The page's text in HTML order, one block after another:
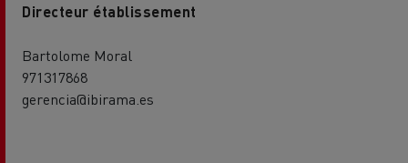
Directeur établissement
Bartolome Moral
971317868
gerencia@ibirama.es